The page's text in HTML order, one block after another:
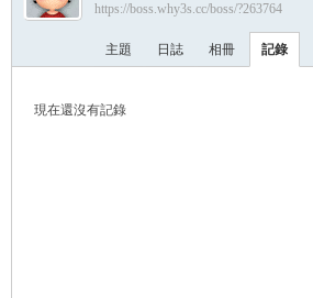
›
https://boss.why3s.cc/boss/?263764
主題 日誌 相冊 記錄
現在還沒有記錄